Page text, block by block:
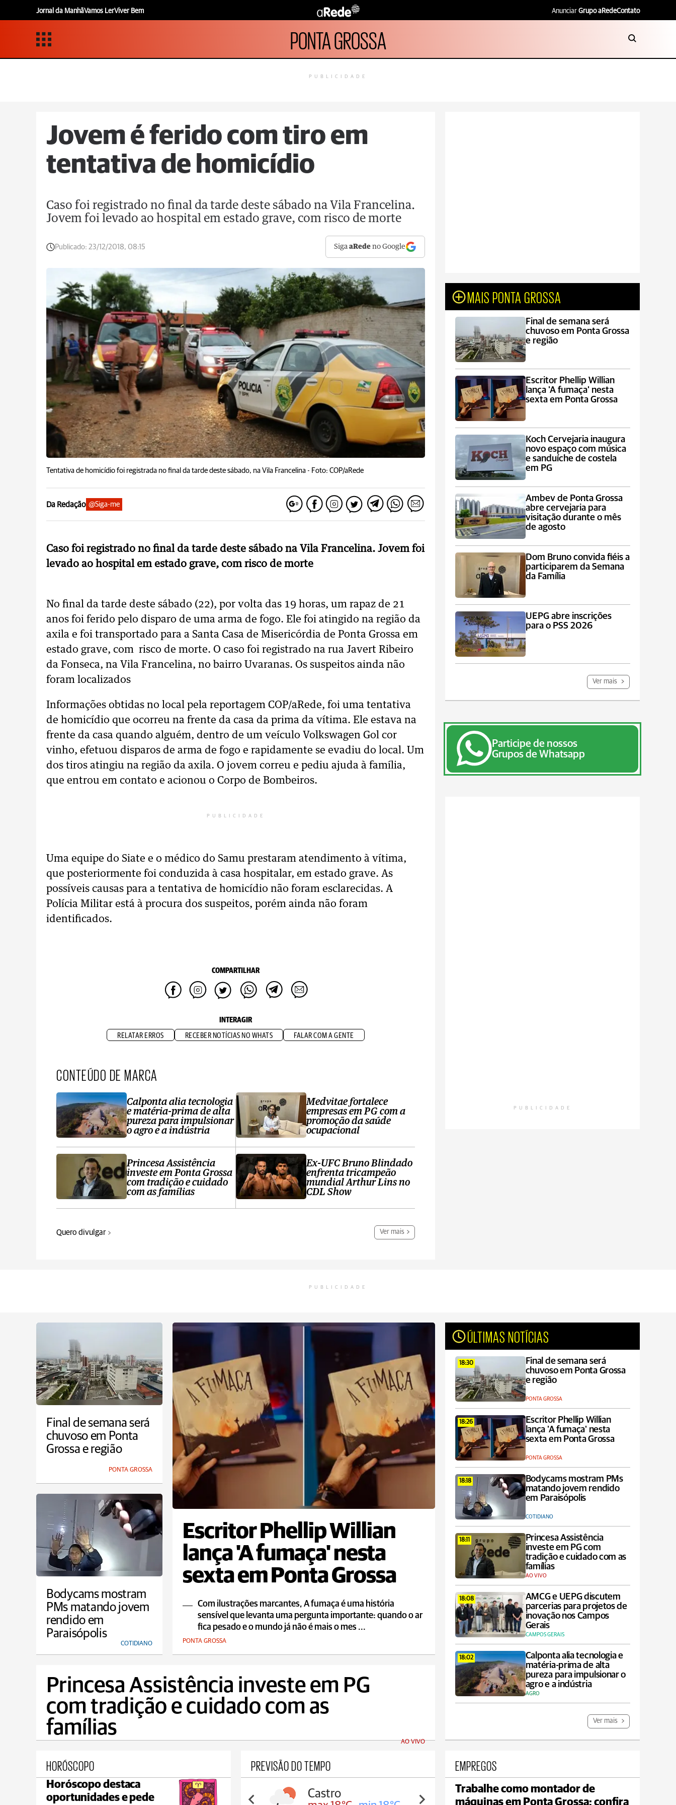
Jornal da ManhãVamos LerViver Bem Anunciar Grupo aRedeContato
PONTA GROSSA
PUBLICIDADE
Jovem é ferido com tiro em
tentativa de homicídio
Caso foi registrado no final da tarde deste sábado na Vila Francelina.
Jovem foi levado ao hospital em estado grave, com risco de morte
Publicado: 23/12/2018, 08:15 SigaaRede no Google
Tentativa de homicídio foi registrada no final da tarde deste sábado, na Vila Francelina - Foto: COP/aRede
Da Redação @Siga-me
Caso foi registrado no final da tarde deste sábado na Vila Francelina. Jovem foi
levado ao hospital em estado grave, com risco de morte
No final da tarde deste sábado (22), por volta das 19 horas, um rapaz de 21
anos foi ferido pelo disparo de uma arma de fogo. Ele foi atingido na região da
axila e foi transportado para a Santa Casa de Misericórdia de Ponta Grossa em
estado grave, com risco de morte. O caso foi registrado na rua Javert Ribeiro
da Fonseca, na Vila Francelina, no bairro Uvaranas. Os suspeitos ainda não
foram localizados
Informações obtidas no local pela reportagem COP/aRede, foi uma tentativa
de homicídio que ocorreu na frente da casa da prima da vítima. Ele estava na
frente da casa quando alguém, dentro de um veículo Volkswagen Gol cor
vinho, efetuou disparos de arma de fogo e rapidamente se evadiu do local. Um
dos tiros atingiu na região da axila. O jovem correu e pediu ajuda à família,
que entrou em contato e acionou o Corpo de Bombeiros.
PUBLICIDADE
Uma equipe do Siate e o médico do Samu prestaram atendimento à vítima,
que posteriormente foi conduzida à casa hospitalar, em estado grave. As
possíveis causas para a tentativa de homicídio não foram esclarecidas. A
Polícia Militar está à procura dos suspeitos, porém ainda não foram
identificados.
COMPARTILHAR
INTERAGIR
RELATAR ERROS RECEBER NOTÍCIAS NO WHATS FALAR COM A GENTE
CONTEÚDO DE MARCA
Calponta alia tecnologia
e matéria-prima de alta
pureza para impulsionar
o agro e a indústria
Princesa Assistência
investe em Ponta Grossa
com tradição e cuidado
com as famílias
Medvitae fortalece
empresas em PG com a
promoção da saúde
ocupacional
Ex-UFC Bruno Blindado
enfrenta tricampeão
mundial Arthur Lins no
CDL Show
Quero divulgar Ver mais
MAIS PONTA GROSSA
Final de semana será
chuvoso em Ponta Grossa
e região
Escritor Phellip Willian
lança 'A fumaça' nesta
sexta em Ponta Grossa
Koch Cervejaria inaugura
novo espaço com música
e sanduíche de costela
em PG
Ambev de Ponta Grossa
abre cervejaria para
visitação durante o mês
de agosto
Dom Bruno convida fiéis a
participarem da Semana
da Família
UEPG abre inscrições
para o PSS 2026
Ver mais
Participe de nossos
Grupos de Whatsapp
PUBLICIDADE
PUBLICIDADE
Final de semana será
chuvoso em Ponta
Grossa e região
PONTA GROSSA
Escritor Phellip Willian
lança 'A fumaça' nesta
sexta em Ponta Grossa
Com ilustrações marcantes, A fumaça é uma história
sensível que levanta uma pergunta importante: quando o ar
fica pesado e o mundo já não é mais o mes ...
PONTA GROSSA
ÚLTIMAS NOTÍCIAS
18:30
Final de semana será
chuvoso em Ponta Grossa
e região
PONTA GROSSA
18:26
Escritor Phellip Willian
lança 'A fumaça' nesta
sexta em Ponta Grossa
PONTA GROSSA
18:18
Bodycams mostram PMs
matando jovem rendido
em Paraisópolis
COTIDIANO
18:11
Princesa Assistência
investe em PG com
tradição e cuidado com as
famílias
AO VIVO
18:08
AMCG e UEPG discutem
parcerias para projetos de
inovação nos Campos
Gerais
CAMPOS GERAIS
18:02
Calponta alia tecnologia e
matéria-prima de alta
pureza para impulsionar o
agro e a indústria
AGRO
Ver mais
Bodycams mostram
PMs matando jovem
rendido em
Paraisópolis
COTIDIANO
Princesa Assistência investe em PG
com tradição e cuidado com as
famílias
AO VIVO
HORÓSCOPO
Horóscopo destaca
oportunidades e pede
PREVISÃO DO TEMPO
Ponta Grossa Castro Carambeí
EMPREGOS
Trabalhe como montador de
máquinas em Ponta Grossa; confira